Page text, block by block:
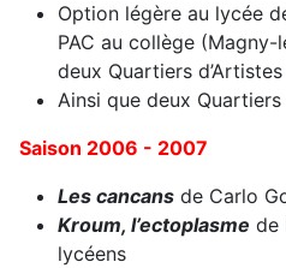
Option légère au lycée
PAC au collège
deux Quartiers
Ainsi que deux
Saison 2006 - 2007
Les cancans de Carlo
Kroum, l’ectoplasme de
lycéens